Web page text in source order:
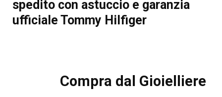
spedito con astuccio e garanzia
ufficiale Tommy Hilfiger
Compra dal Gioielliere